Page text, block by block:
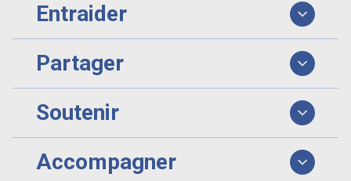
Entraider
Partager
Soutenir
Accompagner